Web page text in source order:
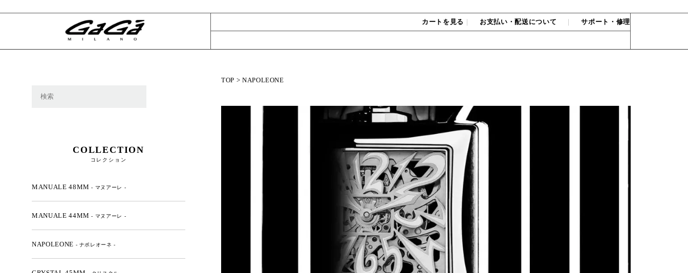
カートを見る お支払い・配送について ｜サポート・修理
TOP > NAPOLEONE
COLLECTION
コレクション
MANUALE 48MM- マヌアーレ -
MANUALE 44MM- マヌアーレ -
NAPOLEONE - ナポレオーネ -